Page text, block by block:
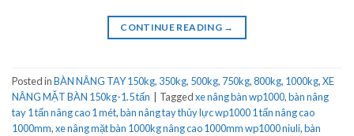
CONTINUE READING →
Posted inBÀN NÂNG TAY 150kg, 350kg, 500kg, 750kg, 800kg, 1000kg,XE
NÂNG MẶT BÀN 150kg-1.5 tấn
Taggedxe nâng bàn wp1000,bàn nâng
tay 1 tấn nâng cao 1 mét,bàn nâng tay thủy lực wp1000 1 tấn nâng cao
1000mm,xe nâng mặt bàn 1000kg nâng cao 1000mm wp1000 niuli,bàn